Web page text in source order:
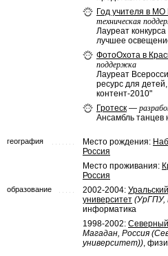
Год учителя в МО
техническая
Лауреат
лучшее
ФотоОхота в
поддержка
Лауреат
ресурс для
контент-2010"
Гротеск —
Ансамбль танцев
география Место рождения:
Россия
Место проживания:
Россия
образование 2002-2004:
университет (УрГПУ,
информатика
1998-2002:
Магадан, Россия
университет)),